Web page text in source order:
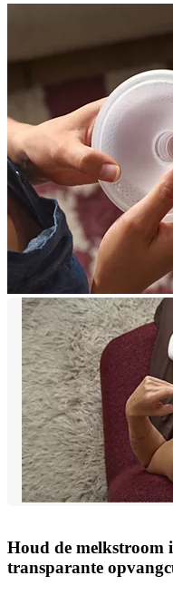
Houd de melkstroom
transparante